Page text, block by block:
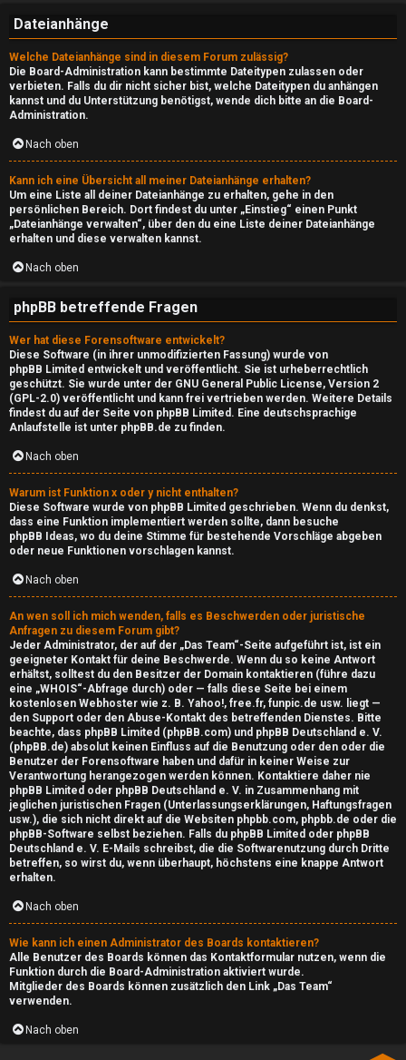
Dateianhänge
Welche Dateianhänge sind in diesem Forum zulässig?
Die Board-Administration kann bestimmte Dateitypen zulassen oder
verbieten. Falls du dir nicht sicher bist, welche Dateitypen du anhängen
kannst und du Unterstützung benötigst, wende dich bitte an die Board-
Administration.
Nach oben
Kann ich eine Übersicht all meiner Dateianhänge erhalten?
Um eine Liste all deiner Dateianhänge zu erhalten, gehe in den
persönlichen Bereich. Dort findest du unter „Einstieg“ einen Punkt
„Dateianhänge verwalten“, über den du eine Liste deiner Dateianhänge
erhalten und diese verwalten kannst.
Nach oben
phpBB betreffende Fragen
Wer hat diese Forensoftware entwickelt?
Diese Software (in ihrer unmodifizierten Fassung) wurde von
phpBB Limited entwickelt und veröffentlicht. Sie ist urheberrechtlich
geschützt. Sie wurde unter der GNU General Public License, Version 2
(GPL-2.0) veröffentlicht und kann frei vertrieben werden. Weitere Details
findest du auf der Seite von phpBB Limited . Eine deutschsprachige
Anlaufstelle ist unter phpBB.de zu finden.
Nach oben
Warum ist Funktion x oder y nicht enthalten?
Diese Software wurde von phpBB Limited geschrieben. Wenn du denkst,
dass eine Funktion implementiert werden sollte, dann besuche
phpBB Ideas, wo du deine Stimme für bestehende Vorschläge abgeben
oder neue Funktionen vorschlagen kannst.
Nach oben
An wen soll ich mich wenden, falls es Beschwerden oder juristische
Anfragen zu diesem Forum gibt?
Jeder Administrator, der auf der „Das Team“-Seite aufgeführt ist, ist ein
geeigneter Kontakt für deine Beschwerde. Wenn du so keine Antwort
erhältst, solltest du den Besitzer der Domain kontaktieren (führe dazu
eine „WHOIS“-Abfrage durch) oder — falls diese Seite bei einem
kostenlosen Webhoster wie z. B. Yahoo!, free.fr, funpic.de usw. liegt —
den Support oder den Abuse-Kontakt des betreffenden Dienstes. Bitte
beachte, dass phpBB Limited (phpBB.com) und phpBB Deutschland e. V.
(phpBB.de) absolut keinen Einfluss auf die Benutzung oder den oder die
Benutzer der Forensoftware haben und dafür in keiner Weise zur
Verantwortung herangezogen werden können. Kontaktiere daher nie
phpBB Limited oder phpBB Deutschland e. V. in Zusammenhang mit
jeglichen juristischen Fragen (Unterlassungserklärungen, Haftungsfragen
usw.), die sich nicht direkt auf die Websiten phpbb.com, phpbb.de oder die
phpBB-Software selbst beziehen. Falls du phpBB Limited oder phpBB
Deutschland e. V. E-Mails schreibst, die die Softwarenutzung durch Dritte
betreffen, so wirst du, wenn überhaupt, höchstens eine knappe Antwort
erhalten.
Nach oben
Wie kann ich einen Administrator des Boards kontaktieren?
Alle Benutzer des Boards können das Kontaktformular nutzen, wenn die
Funktion durch die Board-Administration aktiviert wurde.
Mitglieder des Boards können zusätzlich den Link „Das Team“
verwenden.
Nach oben
A
t
m
o
↳
e
P
l
a
y
R
a
d
i
o
↳
N
e
x
C
a
s
t